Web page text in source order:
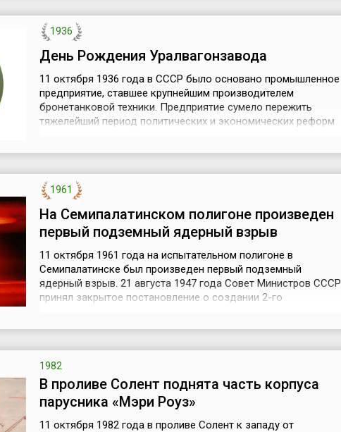
годов: конечная цель ост...
1936
День Рождения Уралвагонзавода
11 октября 1936 года в СССР было основано промышленное
предприятие, ставшее крупнейшим производителем
бронетанковой техники. Предприятие сумело пережить
тяжелейший период политических и экономических реформ
вагоностроительного завода, как о...
1961
На Семипалатинском полигоне произведен
первый подземный ядерный взрыв
11 октября 1961 года на испытательном полигоне в
Семипалатинске был произведен первый подземный
ядерный взрыв. 21 августа 1947 года Совет Министров СССР
принял закрытое постановление о создании 2-го
испытаний первого советского ядерного устройств...
1982
В проливе Солент поднята часть корпуса
парусника «Мэри Роуз»
11 октября 1982 года в проливе Солент к западу от